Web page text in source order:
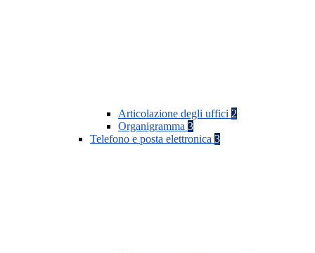
Articolazione degli uffici 2
Organigramma 3
Telefono e posta elettronica 3